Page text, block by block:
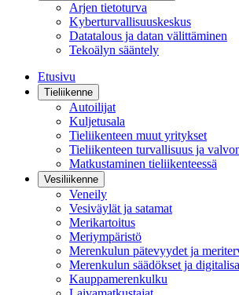
Arjen tietoturva
Kyberturvallisuuskeskus
Datatalous ja datan välittäminen
Tekoälyn sääntely
Etusivu
Tieliikenne
Autoilijat
Kuljetusala
Tieliikenteen muut yritykset
Tieliikenteen turvallisuus ja
Matkustaminen tieliikenteessä
Vesiliikenne
Veneily
Vesiväylät ja satamat
Merikartoitus
Meriympäristö
Merenkulun pätevyydet ja
Merenkulun säädökset ja
Kauppamerenkulku